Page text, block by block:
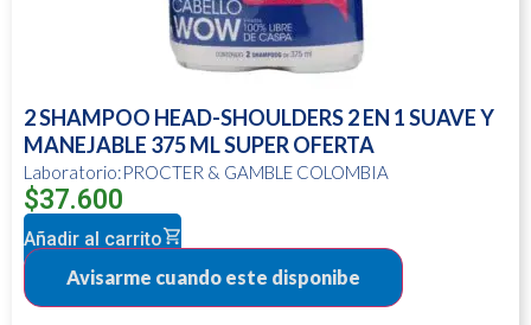
2 SHAMPOO HEAD-SHOULDERS 2 EN 1 SUAVE Y
MANEJABLE 375 ML SUPER OFERTA
Laboratorio:PROCTER & GAMBLE COLOMBIA
$37.600
Añadir al carrito